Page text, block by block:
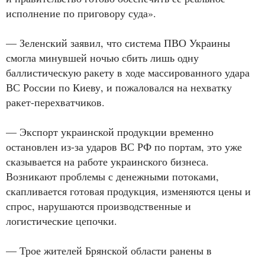
исполнение по приговору суда».
— Зеленский заявил, что система ПВО Украины
смогла минувшей ночью сбить лишь одну
баллистическую ракету в ходе массированного удара
ВС России по Киеву, и пожаловался на нехватку
ракет-перехватчиков.
— Экспорт украинской продукции временно
остановлен из-за ударов ВС РФ по портам, это уже
сказывается на работе украинского бизнеса.
Возникают проблемы с денежными потоками,
скапливается готовая продукция, изменяются цены и
спрос, нарушаются производственные и
логистические цепочки.
— Трое жителей Брянской области ранены в